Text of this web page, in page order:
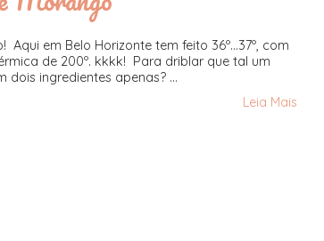
Aqui em Belo Horizonte tem feito 36º...37º, com
de 200º. kkkk! Para driblar que tal um
dois ingredientes apenas? ...
Leia Mais